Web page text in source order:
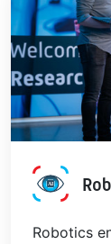
AI
Robotics